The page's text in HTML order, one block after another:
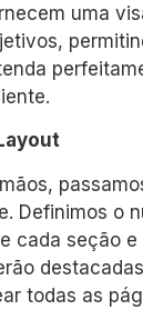
uma
Definimos o
cada seção e
todas as